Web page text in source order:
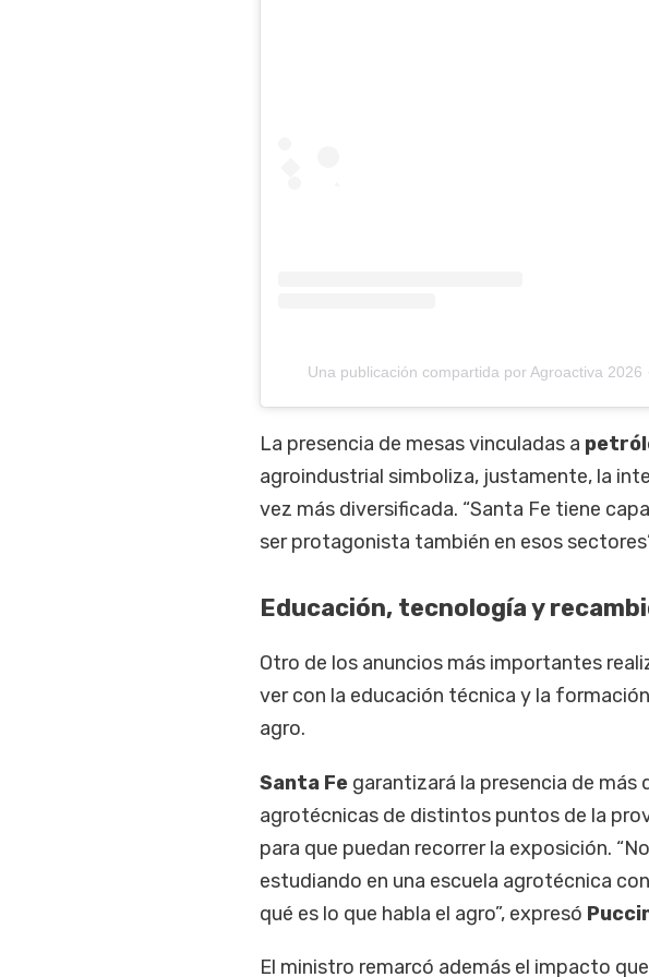
Una publicación compartida por Agroactiva 2026
La presencia de mesas vinculadas a
agroindustrial simboliza, justamente, la
vez más diversificada. “Santa Fe tiene
ser protagonista también en esos
Educación, tecnología y
Otro de los anuncios más importantes
ver con la educación técnica y la
agro.
Santa Fe garantizará la presencia de más
agrotécnicas de distintos puntos de la
para que puedan recorrer la exposición.
estudiando en una escuela agrotécnica
qué es lo que habla el agro”, expresó
El ministro remarcó además el impacto